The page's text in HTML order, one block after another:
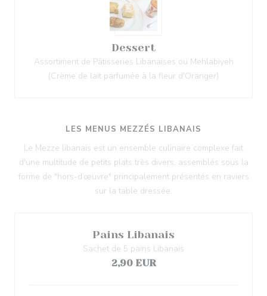
Dessert
Assortiment de Pâtisseries Libanaises ou Mehlabiyeh
(Crème de lait parfumée à la fleur d'Oranger)
LES MENUS MEZZÉS LIBANAIS
Le Mezze libanais est un ensemble culinaire complexe fait
d'une multitude de petits plats très divers, assemblés sous la
forme de "hors-d’œuvre" principalement présentés en raviers
sur la table dressée.
Pains Libanais
Sachet de 5 pains Libanais
2,90 EUR